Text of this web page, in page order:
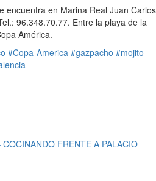
encuentra en Marina Real Juan Carlos
96.348.70.77. Entre la playa de la
América.
#Copa-America #gazpacho #mojito
FRENTE A PALACIO